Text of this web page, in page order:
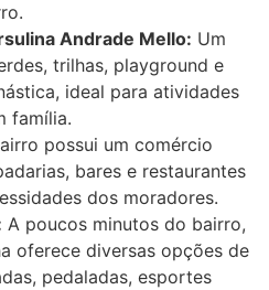
Andrade Mello: Um
trilhas, playground e
ideal para atividades
família.
possui um comércio
bares e restaurantes
dos moradores.
A poucos minutos do bairro,
oferece diversas opções de
pedaladas, esportes